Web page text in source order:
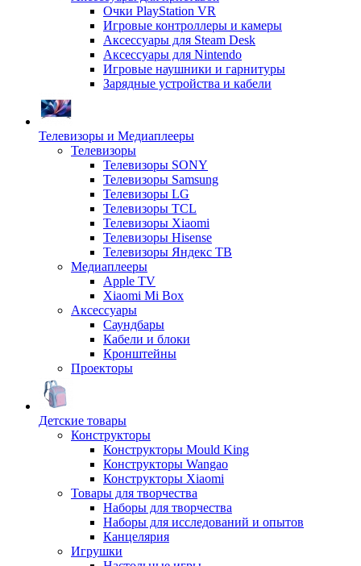
Очки PlayStation VR
Игровые контроллеры и камеры
Аксессуары для Steam Desk
Аксессуары для Nintendo
Игровые наушники и гарнитуры
Зарядные устройства и кабели
Телевизоры и Медиаплееры
Телевизоры
Телевизоры SONY
Телевизоры Samsung
Телевизоры LG
Телевизоры TCL
Телевизоры Xiaomi
Телевизоры Hisense
Телевизоры Яндекс ТВ
Медиаплееры
Apple TV
Xiaomi Mi Box
Аксессуары
Саундбары
Кабели и блоки
Кронштейны
Проекторы
Детские товары
Конструкторы
Конструкторы Mould King
Конструкторы Wangao
Конструкторы Xiaomi
Товары для творчества
Наборы для творчества
Наборы для исследований и опытов
Канцелярия
Игрушки